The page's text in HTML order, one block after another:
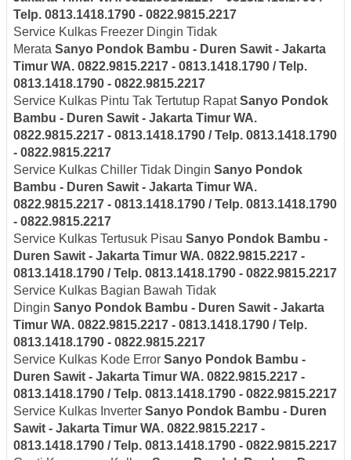
Telp. 0813.1418.1790 - 0822.9815.2217
Service Kulkas Freezer Dingin Tidak
Merata Sanyo Pondok Bambu - Duren Sawit - Jakarta
Timur WA. 0822.9815.2217 - 0813.1418.1790 / Telp.
0813.1418.1790 - 0822.9815.2217
Service Kulkas Pintu Tak Tertutup RapatSanyo Pondok
Bambu - Duren Sawit - Jakarta Timur WA.
0822.9815.2217 - 0813.1418.1790 / Telp. 0813.1418.1790
- 0822.9815.2217
Service Kulkas Chiller Tidak Dingin Sanyo Pondok
Bambu - Duren Sawit - Jakarta Timur WA.
0822.9815.2217 - 0813.1418.1790 / Telp. 0813.1418.1790
- 0822.9815.2217
Service Kulkas Tertusuk Pisau Sanyo Pondok Bambu -
Duren Sawit - Jakarta Timur WA. 0822.9815.2217 -
0813.1418.1790 / Telp. 0813.1418.1790 - 0822.9815.2217
Service Kulkas Bagian Bawah Tidak
Dingin Sanyo Pondok Bambu - Duren Sawit - Jakarta
Timur WA. 0822.9815.2217 - 0813.1418.1790 / Telp.
0813.1418.1790 - 0822.9815.2217
Service Kulkas Kode Error Sanyo Pondok Bambu -
Duren Sawit - Jakarta Timur WA. 0822.9815.2217 -
0813.1418.1790 / Telp. 0813.1418.1790 - 0822.9815.2217
Service Kulkas Inverter Sanyo Pondok Bambu - Duren
Sawit - Jakarta Timur WA. 0822.9815.2217 -
0813.1418.1790 / Telp. 0813.1418.1790 - 0822.9815.2217